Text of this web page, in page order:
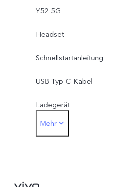
Y52 5G
Headset
Schnellstartanleitung
USB-Typ-C-Kabel
Ladegerät
SIM-Werkzeug
Mehr